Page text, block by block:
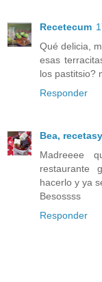
Recetecum
Qué delicia,
esas
los pastitsio?
Responder
Bea,
Madreeee
restaurante
hacerlo y ya
Besossss
Responder